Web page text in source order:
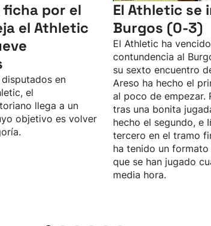
ficha por el
el Athletic
en
el
llega a un
objetivo es volver
El Athletic se
Burgos (0-3)
El Athletic ha
contundencia al
su sexto encuentro
Areso ha hecho el
al poco de empezar.
tras una bonita
hecho el segundo, e
tercero en el tramo
ha tenido un
que se han jugado
media hora.